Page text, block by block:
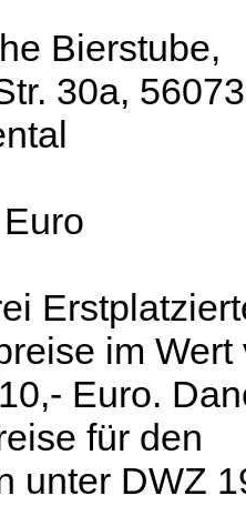
Bierstube,
30a, 56073
im Wert
Euro.
für den
unter DWZ